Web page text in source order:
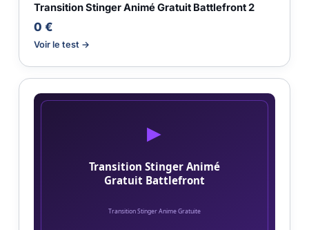
Transition Stinger Animé Gratuit Battlefront 2
0 €
Voir le test →